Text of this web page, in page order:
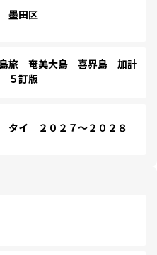
墨田区
旅 奄美大島 喜界島 加計
５訂版
イ ２０２７～２０２８